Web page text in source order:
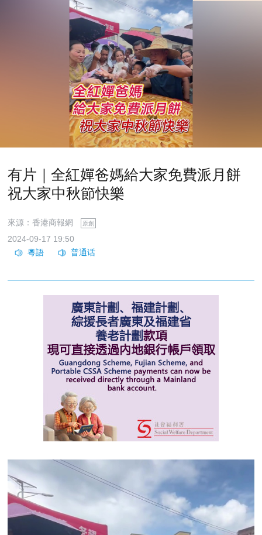
有片｜全紅嬋爸媽給大家免費派月餅
祝大家中秋節快樂
來源：香港商報網 原創
2024-09-17 19:50